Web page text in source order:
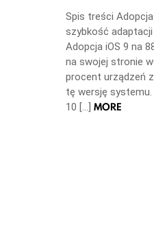
Spis treści
szybkość adaptacji
Adopcja iOS 9 na
na swojej stronie
procent urządzeń
tę wersję
10 […] MORE